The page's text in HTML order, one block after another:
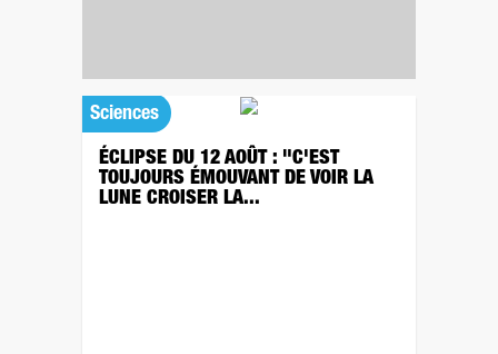
Sciences
ÉCLIPSE DU 12 AOÛT : "C'EST
TOUJOURS ÉMOUVANT DE VOIR LA
LUNE CROISER LA...